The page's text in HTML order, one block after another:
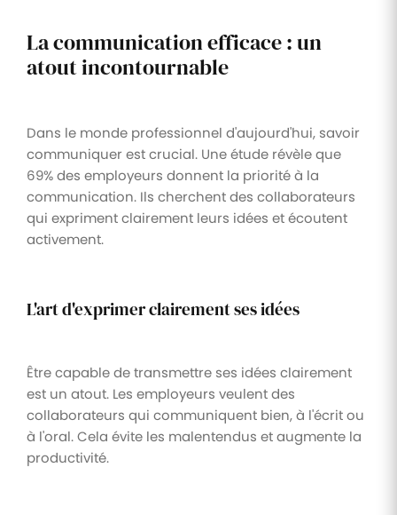
La communication efficace : un
atout incontournable
Dans le monde professionnel d'aujourd'hui, savoir
communiquer est crucial. Une étude révèle que
69% des employeurs donnent la priorité à la
communication. Ils cherchent des collaborateurs
qui expriment clairement leurs idées et écoutent
activement.
L'art d'exprimer clairement ses idées
Être capable de transmettre ses idées clairement
est un atout. Les employeurs veulent des
collaborateurs qui communiquent bien, à l'écrit ou
à l'oral. Cela évite les malentendus et augmente la
productivité.